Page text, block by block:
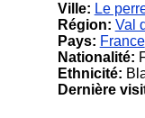
Ville: Le
Région: Val
Pays: France
Nationalité:
Ethnicité:
Dernière